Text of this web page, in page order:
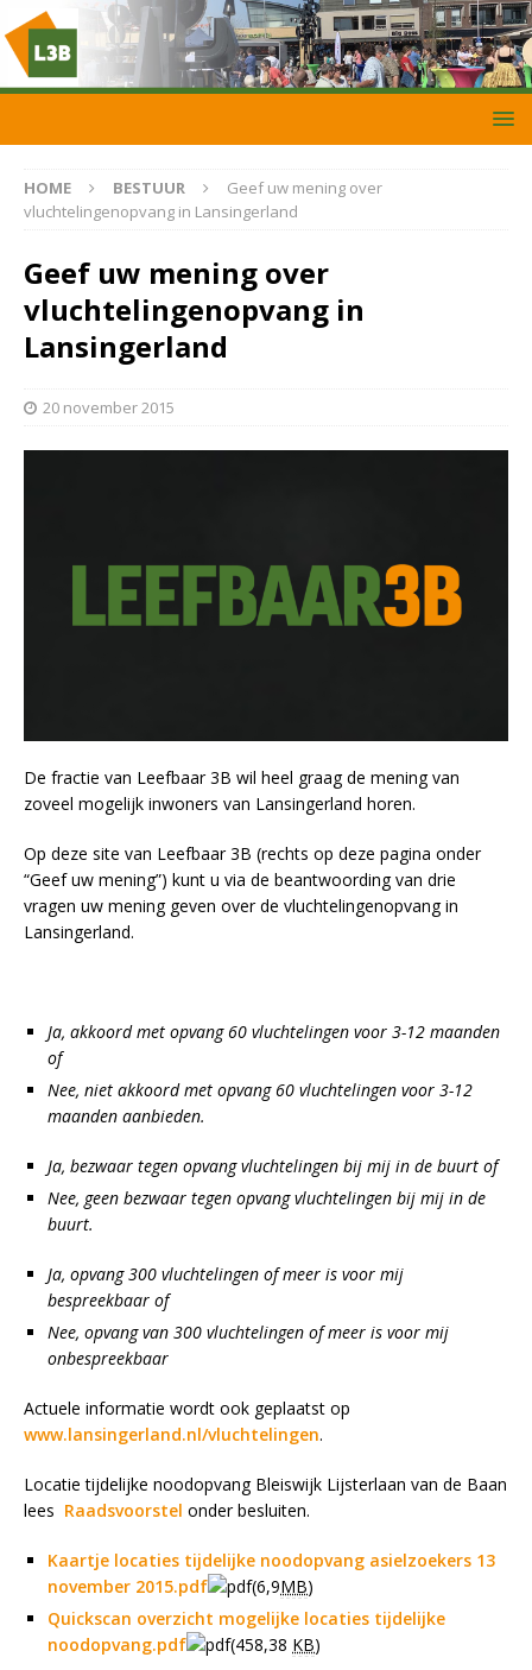
HOME BESTUUR
Geef uw mening over
vluchtelingenopvang in Lansingerland
Geef uw mening over
vluchtelingenopvang in
Lansingerland
20 november 2015
De fractie van Leefbaar 3B wil heel graag de mening van
zoveel mogelijk inwoners van Lansingerland horen.
Op deze site van Leefbaar 3B (rechts op deze pagina onder
“Geef uw mening”) kunt u via de beantwoording van drie
vragen uw mening geven over de vluchtelingenopvang in
Lansingerland.
Ja, akkoord met opvang 60 vluchtelingen voor 3-12 maanden
of
Nee, niet akkoord met opvang 60 vluchtelingen voor 3-12
maanden aanbieden.
Ja, bezwaar tegen opvang vluchtelingen bij mij in de buurt of
Nee, geen bezwaar tegen opvang vluchtelingen bij mij in de
buurt.
Ja, opvang 300 vluchtelingen of meer is voor mij
bespreekbaar of
Nee, opvang van 300 vluchtelingen of meer is voor mij
onbespreekbaar
Actuele informatie wordt ook geplaatst op
www.lansingerland.nl/vluchtelingen.
Locatie tijdelijke noodopvang Bleiswijk Lijsterlaan van de Baan
lees Raadsvoorstel onder besluiten.
Kaartje locaties tijdelijke noodopvang asielzoekers 13
november 2015.pdf
(6,9MB)
Quickscan overzicht mogelijke locaties tijdelijke
noodopvang.pdf
(458,38 KB)